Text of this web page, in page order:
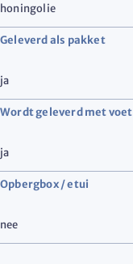
honingolie
Geleverd als pakket
ja
Wordt geleverd met voet
ja
Opbergbox / etui
nee